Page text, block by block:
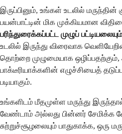
இருப்பினும், உங்கள் உடலில் மருந்தின்
பயன்பாட்டின் மிக முக்கியமான
பரிந்துரைக்கப்பட்ட முழுப்
உடலில் இருந்து விரைவாக
தொற்றை முழுமையாக ஒழிப்பதற்கும்,
பாக்டீரியாக்களின் எழுச்சியைத்
படியாகும்.
உங்களிடம் மீதமுள்ள மருந்து
வேண்டாம் அல்லது பின்னர் சேமிக்க
சுற்றுச்சூழலையும் பாதுகாக்க, ஒரு